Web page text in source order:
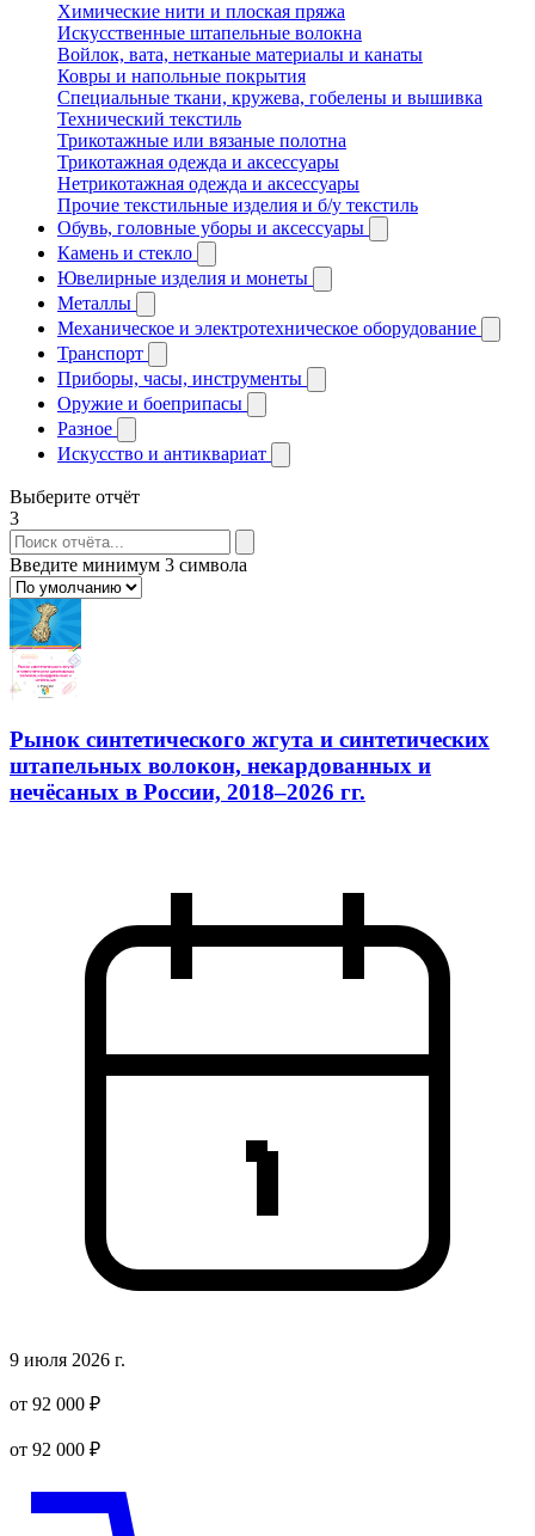
Химические нити и плоская пряжа
Искусственные штапельные волокна
Войлок, вата, нетканые материалы и канаты
Ковры и напольные покрытия
Специальные ткани, кружева, гобелены и вышивка
Технический текстиль
Трикотажные или вязаные полотна
Трикотажная одежда и аксессуары
Нетрикотажная одежда и аксессуары
Прочие текстильные изделия и б/у текстиль
Обувь, головные уборы и аксессуары
Камень и стекло
Ювелирные изделия и монеты
Металлы
Механическое и электротехническое оборудование
Транспорт
Приборы, часы, инструменты
Оружие и боеприпасы
Разное
Искусство и антиквариат
Выберите отчёт
3
Введите минимум 3 символа
Рынок синтетического жгута и синтетических
штапельных волокон, некардованных и
нечёсаных в России, 2018–2026 гг.
9 июля 2026 г.
от 92 000 ₽
от 92 000 ₽